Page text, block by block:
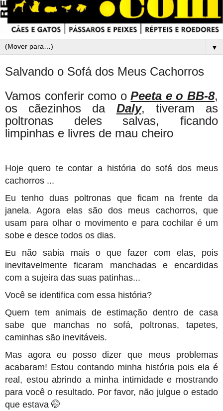
▼
Salvando o Sofá dos Meus Cachorros
Vamos conferir como oPeeta e o BB-8,
os cãezinhos da Daly, tiveram as
poltronas deles salvas, ficando
limpinhas e livres de mau cheiro
Hoje quero te contar a história do sofá dos meus
cachorros ...
Eu tenho duas poltronas que ficam na frente da
janela. Agora elas são dos meus cachorros, que
usam para olhar o movimento e para cochilar é um
sobe e desce todos os dias.
Eu não sabia mais o que fazer com elas, pois
inevitavelmente ficaram manchadas e encardidas
com a sujeira das suas patinhas...
Você se identifica com essa história?
Quem tem animais de estimação dentro de casa
sabe que manchas no sofá, poltronas, tapetes,
caminhas são inevitáveis.
Mas agora eu posso dizer que meus problemas
acabaram! Estou contando minha história pois ela é
real, estou abrindo a minha intimidade e mostrando
para você o resultado. Por favor, não julgue o estado
que estava 🤭